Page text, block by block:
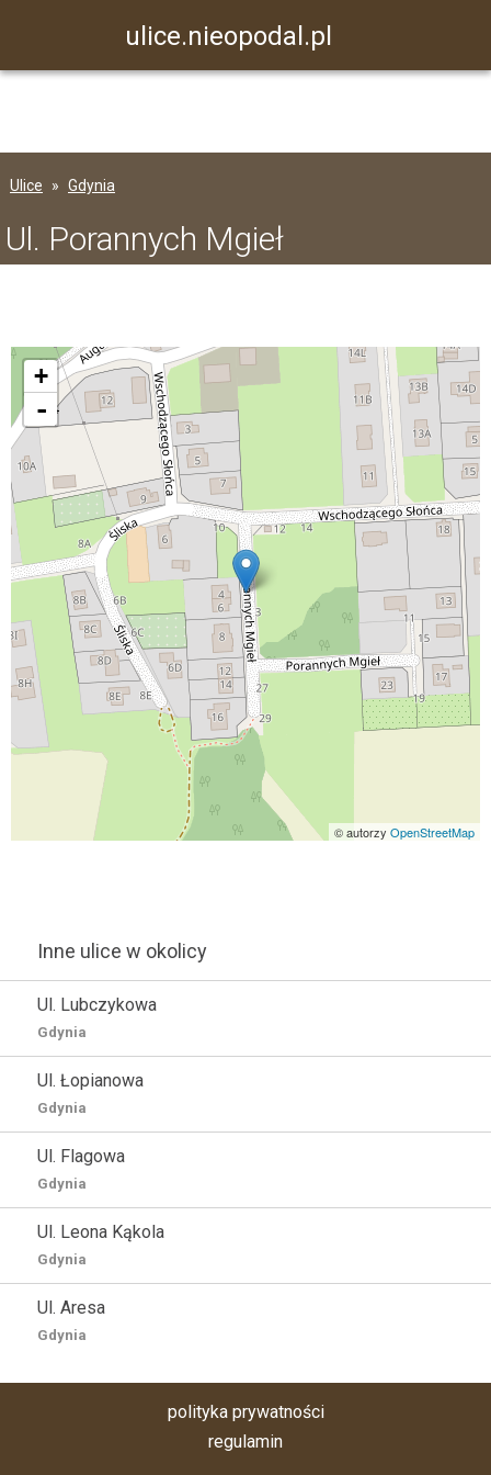
ulice.nieopodal.pl
Ulice Gdynia
Ul. Porannych Mgieł
+
-
© autorzy OpenStreetMap
Inne ulice w okolicy
Ul. Lubczykowa
Gdynia
Ul. Łopianowa
Gdynia
Ul. Flagowa
Gdynia
Ul. Leona Kąkola
Gdynia
Ul. Aresa
Gdynia
polityka prywatności
regulamin